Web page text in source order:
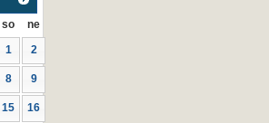
so ne
1 2
8 9
15 16